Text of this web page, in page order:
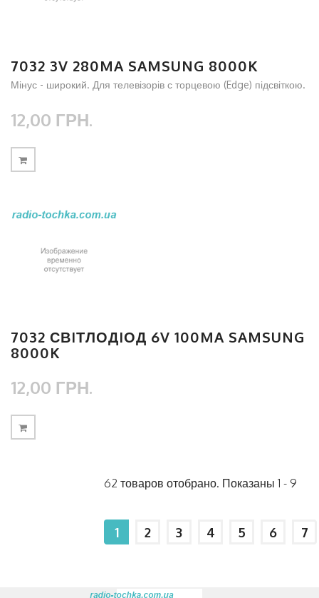
7032 3V 280MA SAMSUNG 8000K
Мінус - широкий. Для телевізорів с торцевою (Edge) підсвіткою.
12,00 ГРН.
7032 СВIТЛОДIОД 6V 100MA SAMSUNG
8000K
12,00 ГРН.
62 товаров отобрано. Показаны 1 - 9
1 2 3 4 5 6 7